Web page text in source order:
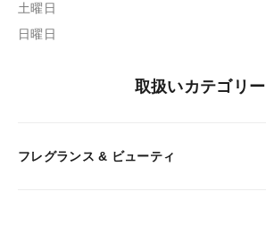
土曜日
日曜日
取扱いカテゴリー
フレグランス & ビューティ